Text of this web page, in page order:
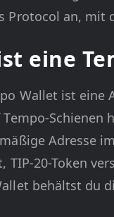
Protocol an, mit
eine
Wallet ist
Tempo-Schienen
Adresse
TIP-20-Token
behältst du